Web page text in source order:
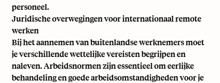
personeel.
Juridische overwegingen voor internationaal remote
werken
Bij het aannemen van buitenlandse werknemers moet
je verschillende wettelijke vereisten begrijpen en
naleven. Arbeidsnormen zijn essentieel om eerlijke
behandeling en goede arbeidsomstandigheden voor je